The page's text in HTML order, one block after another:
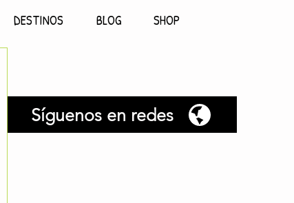
DESTINOS BLOG SHOP
Síguenos en redes